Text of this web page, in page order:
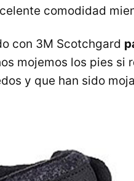
comodidad
con 3M Scotchgard
mojemos los pies si
y que han sido